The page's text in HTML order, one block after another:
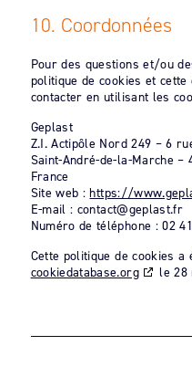
10. Coordonnées
Pour des questions et/ou
politique de cookies et
contacter en utilisant les
Geplast
Z.I. Actipôle Nord 249 – 6
Saint-André-de-la-Marche –
France
Site web : https://
E-mail : contact@geplast.fr
Numéro de téléphone : 02
Cette politique de cookies a
cookiedatabase.org
le 28